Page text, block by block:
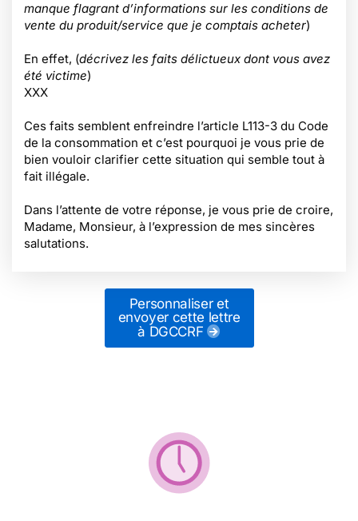
manque flagrant d’informations sur les conditions de
vente du produit/service que je comptais acheter)
En effet, (décrivez les faits délictueux dont vous avez
été victime)
XXX
Ces faits semblent enfreindre l’article L113-3 du Code
de la consommation et c’est pourquoi je vous prie de
bien vouloir clarifier cette situation qui semble tout à
fait illégale.
Dans l’attente de votre réponse, je vous prie de croire,
Madame, Monsieur, à l’expression de mes sincères
salutations.
Personnaliser et
envoyer cette lettre
à DGCCRF